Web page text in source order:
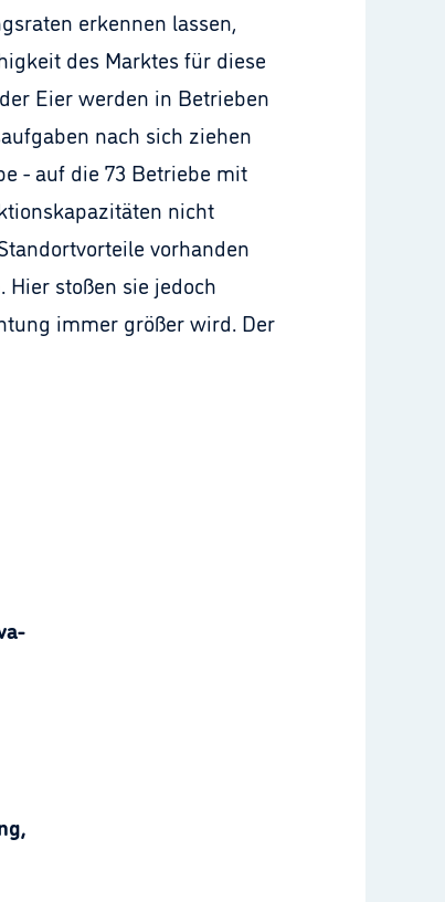
erkennen lassen,
des Marktes für diese
Eier werden in Betrieben
nach sich ziehen
- auf die 73 Betriebe mit
nicht
vorhanden
stoßen sie jedoch
immer größer wird. Der